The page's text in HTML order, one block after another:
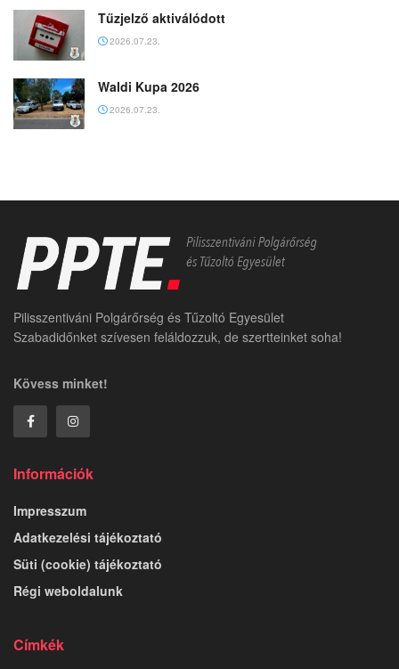
Tűzjelző aktiválódott
2026.07.23.
Waldi Kupa 2026
2026.07.23.
Pilisszentiváni Polgárőrség és Tűzoltó Egyesület
Szabadidőnket szívesen feláldozzuk, de szertteinket soha!
Kövess minket!
Információk
Impresszum
Adatkezelési tájékoztató
Süti (cookie) tájékoztató
Régi weboldalunk
Címkék